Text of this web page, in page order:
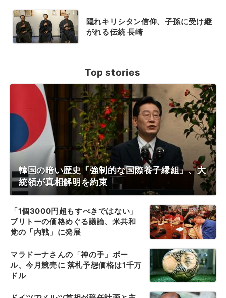
隠れキリシタン信仰、子孫に受け継
がれる伝統 長崎
Top stories
韓国の暗い歴史「強制的な国際養子縁組」、大
統領が真相解明を約束
「1個3000円超もすべきではない」
ブリトーの価格めぐる議論、米共和
党の「内戦」に発展
マラドーナさんの「神の手」ボー
ル、今月競売に 落札予想価格は1千万
ドル